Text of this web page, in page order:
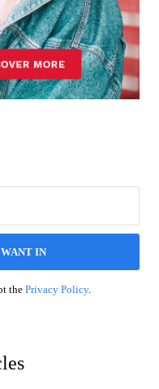
IN
the Privacy Policy.